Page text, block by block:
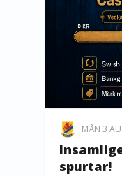
MÅN 3
spurtar!